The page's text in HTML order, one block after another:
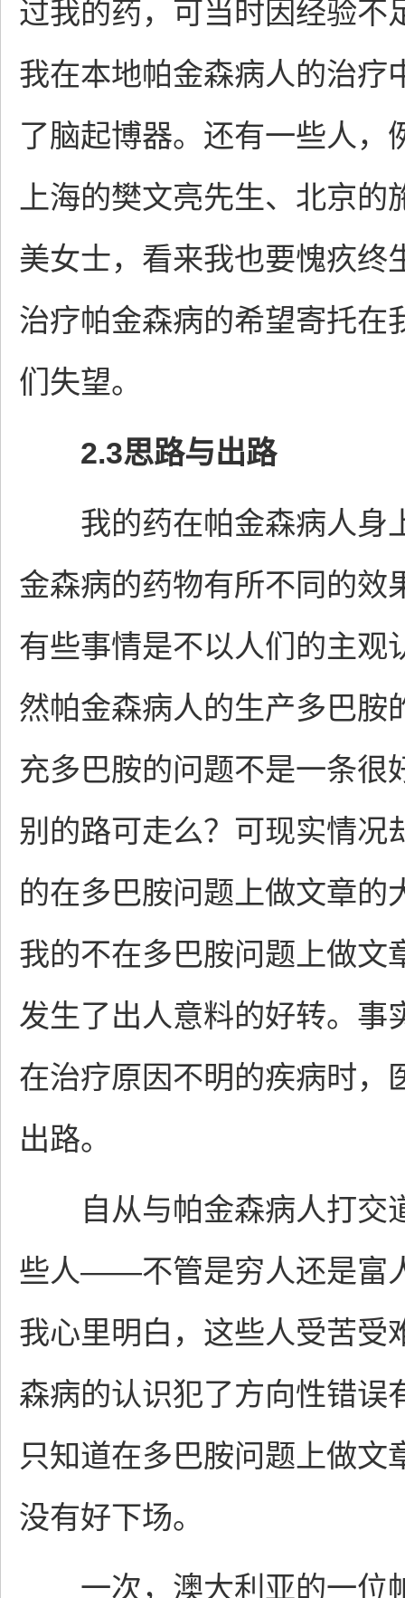
过我的药，可当时因经验不
我在本地帕金森病人的治疗
了脑起博器。还有一些人，
上海的樊文亮先生、北京
美女士，看来我也要愧疚终
治疗帕金森病的希望寄托在
们失望。
2.3思路与出路
我的药在帕金森病人身
金森病的药物有所不同的效
有些事情是不以人们的主观
然帕金森病人的生产多巴胺
充多巴胺的问题不是一条很
别的路可走么？可现实情况
的在多巴胺问题上做文章的
我的不在多巴胺问题上做文
发生了出人意料的好转。事
在治疗原因不明的疾病时，
出路。
自从与帕金森病人打交
些人——不管是穷人还是富
我心里明白，这些人受苦受
森病的认识犯了方向性错误
只知道在多巴胺问题上做
没有好下场。
一次，澳大利亚的一位